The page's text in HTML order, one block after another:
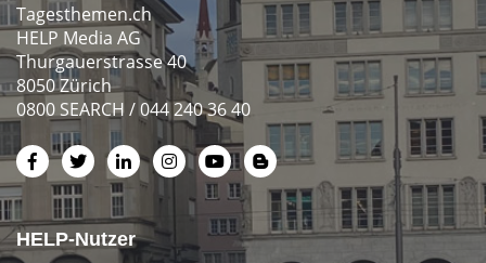
Tagesthemen.ch
HELP Media AG
Thurgauerstrasse 40
8050 Zürich
0800 SEARCH / 044 240 36 40
HELP-Nutzer